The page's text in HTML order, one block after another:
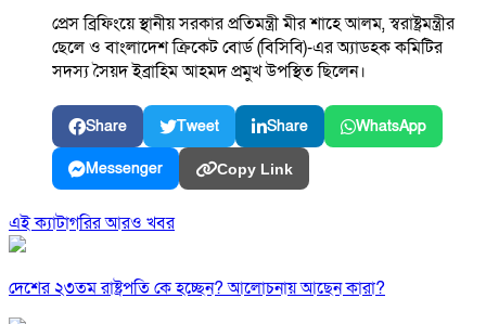
প্রেস ব্রিফিংয়ে স্থানীয় সরকার প্রতিমন্ত্রী মীর শাহে আলম, স্বরাষ্ট্রমন্ত্রীর
ছেলে ও বাংলাদেশ ক্রিকেট বোর্ড (বিসিবি)-এর অ্যাডহক কমিটির
সদস্য সৈয়দ ইব্রাহিম আহমদ প্রমুখ উপস্থিত ছিলেন।
Share Tweet Share WhatsApp
Messenger Copy Link
এই ক্যাটাগরির আরও খবর
দেশের ২৩তম রাষ্ট্রপতি কে হচ্ছেন? আলোচনায় আছেন কারা?